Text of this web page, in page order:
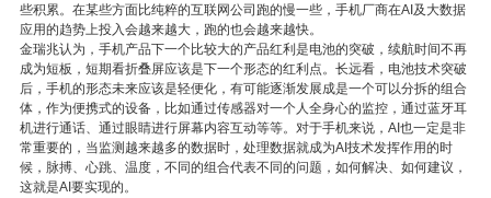
些积累。在某些方面比纯粹的互联网公司跑的慢一些，手机厂商在AI及大数据
应用的趋势上投入会越来越大，跑的也会越来越快。
金瑞兆认为，手机产品下一个比较大的产品红利是电池的突破，续航时间不再
成为短板，短期看折叠屏应该是下一个形态的红利点。长远看，电池技术突破
后，手机的形态未来应该是轻便化，有可能逐渐发展成是一个可以分拆的组合
体，作为便携式的设备，比如通过传感器对一个人全身心的监控，通过蓝牙耳
机进行通话、通过眼睛进行屏幕内容互动等等。对于手机来说，AI也一定是非
常重要的，当监测越来越多的数据时，处理数据就成为AI技术发挥作用的时
候，脉搏、心跳、温度，不同的组合代表不同的问题，如何解决、如何建议，
这就是AI要实现的。